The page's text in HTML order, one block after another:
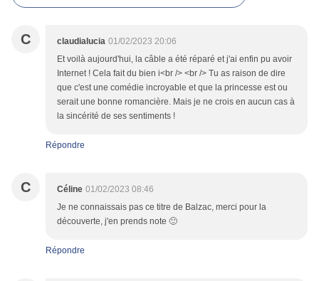
C claudialucia 01/02/2023 20:06
Et voilà aujourd'hui, la câble a été réparé et j'ai enfin pu avoir
Internet ! Cela fait du bien i<br /> <br /> Tu as raison de dire
que c'est une comédie incroyable et que la princesse est ou
serait une bonne romancière. Mais je ne crois en aucun cas à
la sincérité de ses sentiments !
Répondre
C Céline 01/02/2023 08:46
Je ne connaissais pas ce titre de Balzac, merci pour la
découverte, j'en prends note 🙂
Répondre